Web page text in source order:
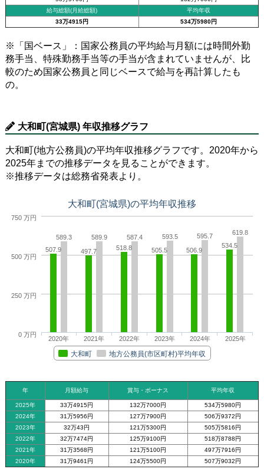
給与総額(月給総額)
平均年収
33万4915円
534万5980円
※「国ベース」：国家公務員の平均給与月額には時間外勤
務手当、特殊勤務手当等の手当が含まれていませんが、比
較のため国家公務員と同じベースで給与を再計算したも
の。
大和町(宮城県) 年収推移グラフ
大和町(地方公務員)の平均年収推移グラフです。2020年から
2025年までの推移データを見ることができます。
※推移データは総務省発表より。
大和町(宮城県)の平均年収推移
507.9 497.7 518.8 505.5 506.9
534.5
589.3 589.9 587.4 593.5 595.7 619.8
大和町 地方公務員(市区町村)平均年収
2020年 2021年 2022年 2023年 2024年 2025年
0 万円
250 万円
500 万円
750 万円
年 月額給与 賞与・ボーナス 平均年収
2025年 33万4915円 132万7000円
534万5980円
2024年
31万5956円 127万7900円
506万9372円
2023年
32万43円 121万5300円
505万5816円
2022年
32万7474円 125万9100円
518万8788円
2021年
31万3568円 121万5100円
497万7916円
2020年
31万9461円 124万5500円 507万9032円